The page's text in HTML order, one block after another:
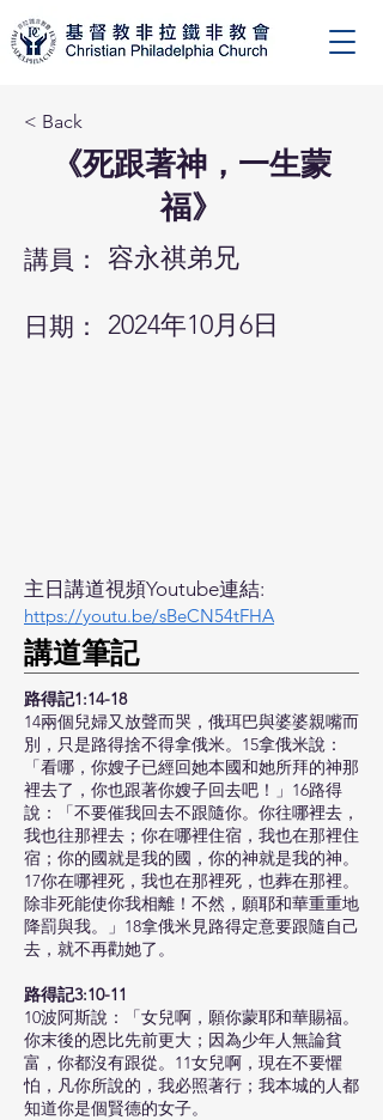
< Back
《死跟著神，一生蒙
福》
講員： 容永祺弟兄
日期： 2024年10月6日
主日講道視頻Youtube連結:
https://youtu.be/sBeCN54tFHA
​講道筆記
路得記1:14-18
14兩個兒婦又放聲而哭，俄珥巴與婆婆親嘴而
別，只是路得捨不得拿俄米。15拿俄米說：
「看哪，你嫂子已經回她本國和她所拜的神那
裡去了，你也跟著你嫂子回去吧！」16路得
說：「不要催我回去不跟隨你。你往哪裡去，
我也往那裡去；你在哪裡住宿，我也在那裡住
宿；你的國就是我的國，你的神就是我的神。
17你在哪裡死，我也在那裡死，也葬在那裡。
除非死能使你我相離！不然，願耶和華重重地
降罰與我。」18拿俄米見路得定意要跟隨自己
去，就不再勸她了。
路得記3:10-11
10波阿斯說：「女兒啊，願你蒙耶和華賜福。
你末後的恩比先前更大；因為少年人無論貧
富，你都沒有跟從。11女兒啊，現在不要懼
怕，凡你所說的，我必照著行；我本城的人都
知道你是個賢德的女子。